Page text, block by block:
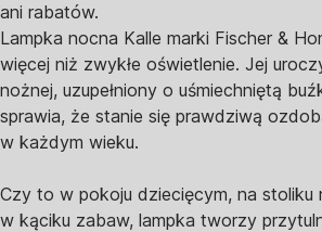
ani rabatów.
Lampka nocna Kalle marki Fischer &
więcej niż zwykłe oświetlenie. Jej
nożnej, uzupełniony o uśmiechniętą
sprawia, że stanie się prawdziwą
w każdym wieku.
Czy to w pokoju dziecięcym, na stoliku
w kąciku zabaw, lampka tworzy